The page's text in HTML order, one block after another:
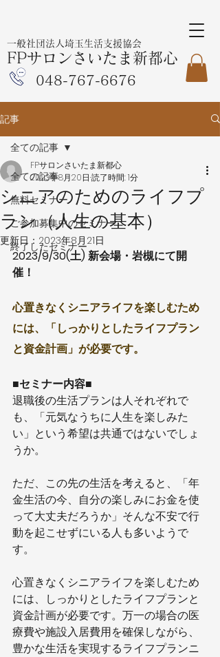
一般社団法人埼玉生活支援協会
FPサロンさいたま新都心
048-767-6676
記事
全ての記事
無料セミナー
ご参加募集中のセミナー
終了したセミナー
全ての記事
シニアのためのライフプ
ラン（人生の基本）
FPサロンさいたま新都心
2023年8月20日 読了時間: 1分
更新日： 2023年8月21日
2023/9/30(土) 新会場・岩槻にて開
催！
心置きなくシニアライフを楽しむため
には、「しっかりとしたライフプラン
と資金計画」が必要です。
■セミナー内容■
退職後の生活プランは人それぞれで
も、「元気なうちに人生を楽しみた
い」という希望は共通ではないでしょ
うか。
ただ、この先の生活を考えると、「年
金生活の今、自分の楽しみにお金を使
って大丈夫だろうか」そんな不安で行
動を起こせずにいる人も多いようで
す。
心置きなくシニアライフを楽しむため
には、しっかりとしたライフプランと
資金計画が必要です。万一の場合の医
療費や施設入居費用を確保しながら、
豊かな生活を実現するライフプランニ